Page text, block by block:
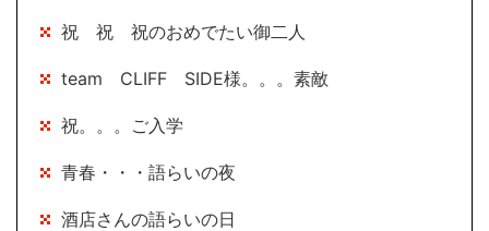
祝 祝 祝のおめでたい御二人
team CLIFF SIDE様。。。素敵
祝。。。ご入学
青春・・・語らいの夜
酒店さんの語らいの日